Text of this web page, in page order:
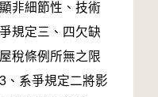
非細節性、技術
規定三、四欠缺
稅條例所無之限
、系爭規定二將影